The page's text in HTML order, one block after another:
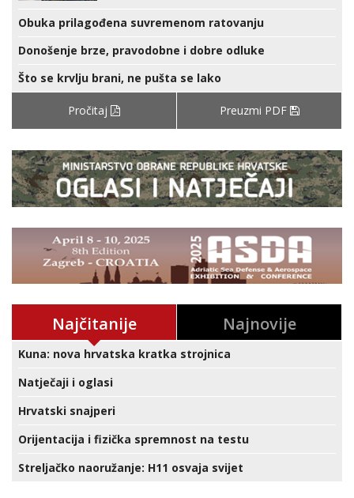
Obuka prilagođena suvremenom ratovanju
Donošenje brze, pravodobne i dobre odluke
Što se krvlju brani, ne pušta se lako
Pročitaj Preuzmi PDF
Najčitanije Najnovije
Kuna: nova hrvatska kratka strojnica
Natječaji i oglasi
Hrvatski snajperi
Orijentacija i fizička spremnost na testu
Streljačko naoružanje: H11 osvaja svijet